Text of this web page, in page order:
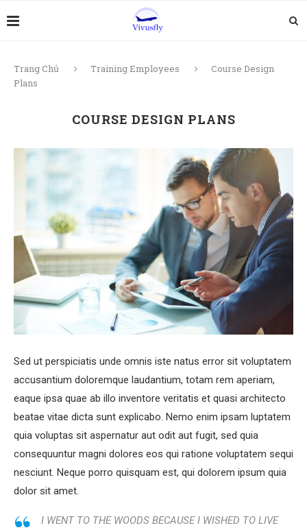
Trang Chủ Training Employees
Course Design
Plans
COURSE DESIGN PLANS
Sed ut perspiciatis unde omnis iste natus error sit voluptatem
accusantium doloremque laudantium, totam rem aperiam,
eaque ipsa quae ab illo inventore veritatis et quasi architecto
beatae vitae dicta sunt explicabo. Nemo enim ipsam luptatem
quia voluptas sit aspernatur aut odit aut fugit, sed quia
consequuntur magni dolores eos qui ratione voluptatem sequi
nesciunt. Neque porro quisquam est, qui dolorem ipsum quia
dolor sit amet.
I WENT TO THE WOODS BECAUSE I WISHED TO LIVE